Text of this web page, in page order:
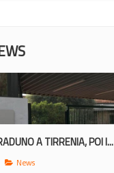
A TIRRENIA, POI I...
News